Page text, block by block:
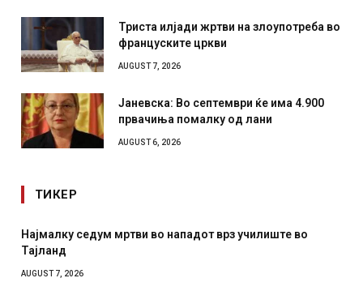
Триста илјади жртви на злоупотреба во
француските цркви
AUGUST 7, 2026
Јаневска: Во септември ќе има 4.900
првачиња помалку од лани
AUGUST 6, 2026
ТИКЕР
Најмалку седум мртви во нападот врз училиште во
Тајланд
AUGUST 7, 2026